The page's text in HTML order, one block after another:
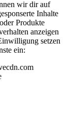
wir dir auf
Inhalte
Produkte
anzeigen
setzen
ein: